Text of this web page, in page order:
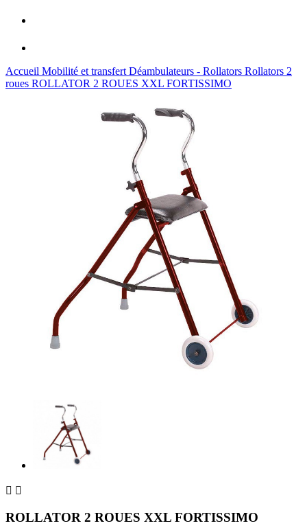
Accueil Mobilité et transfert Déambulateurs - Rollators Rollators 2
roues ROLLATOR 2 ROUES XXL FORTISSIMO
 
ROLLATOR 2 ROUES XXL FORTISSIMO